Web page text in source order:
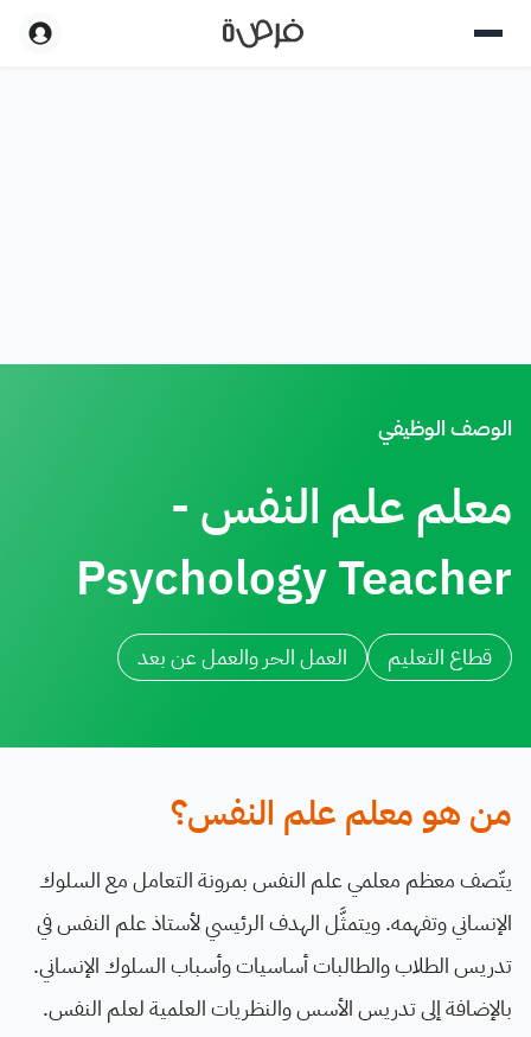
الوصف الوظيفي
معلم علم النفس -
Psychology Teacher
قطاع التعليم العمل الحر والعمل عن بعد
من هو معلم علم النفس؟
يتّصف معظم معلمي علم النفس بمرونة التعامل مع السلوك
الإنساني وتفهمه. ويتمثَّل الهدف الرئيسي لأستاذ علم النفس في
تدريس الطلاب والطالبات أساسيات وأسباب السلوك الإنساني.
بالإضافة إلى تدريس الأسس والنظريات العلمية لعلم النفس.